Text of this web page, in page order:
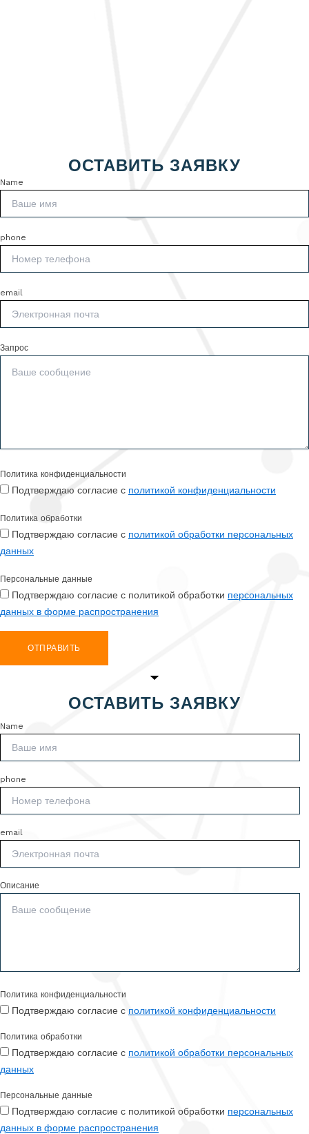
ОСТАВИТЬ ЗАЯВКУ
Name
phone
email
Запрос
Политика конфиденциальности
Подтверждаю согласие с политикой конфиденциальности
Политика обработки
Подтверждаю согласие с политикой обработки персональных
данных
Персональные данные
Подтверждаю согласие с политикой обработки персональных
данных в форме распространения
ОТПРАВИТЬ
ОСТАВИТЬ ЗАЯВКУ
Name
phone
email
Описание
Политика конфиденциальности
Подтверждаю согласие с политикой конфиденциальности
Политика обработки
Подтверждаю согласие с политикой обработки персональных
данных
Персональные данные
Подтверждаю согласие с политикой обработки персональных
данных в форме распространения